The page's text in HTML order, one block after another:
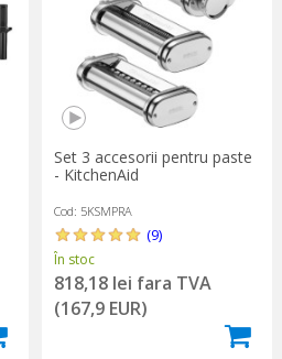
Set 3 accesorii pentru paste
- KitchenAid
Cod: 5KSMPRA
(9)
În stoc
818,18 lei fara TVA
(167,9 EUR)